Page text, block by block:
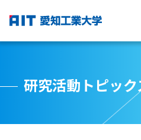
研究活動トピック